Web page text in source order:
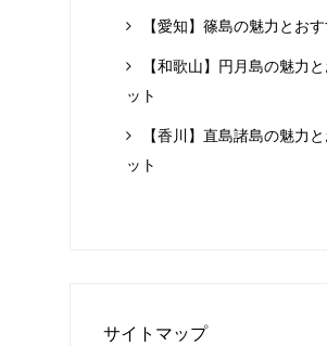
【愛知】篠島の魅力とお
【和歌山】円月島の魅力
ット
【香川】直島諸島の魅力
ット
サイトマップ